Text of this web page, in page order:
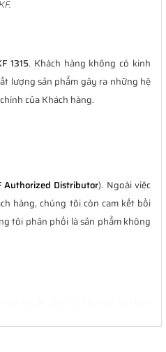
1315. Khách hàng không có kinh
lượng sản phẩm gây ra những hệ
của Khách hàng.
Authorized Distributor). Ngoài việc
hàng, chúng tôi còn cam kết bồi
tôi phân phối là sản phẩm không
và các dịch vụ hẫu mãi sau bán